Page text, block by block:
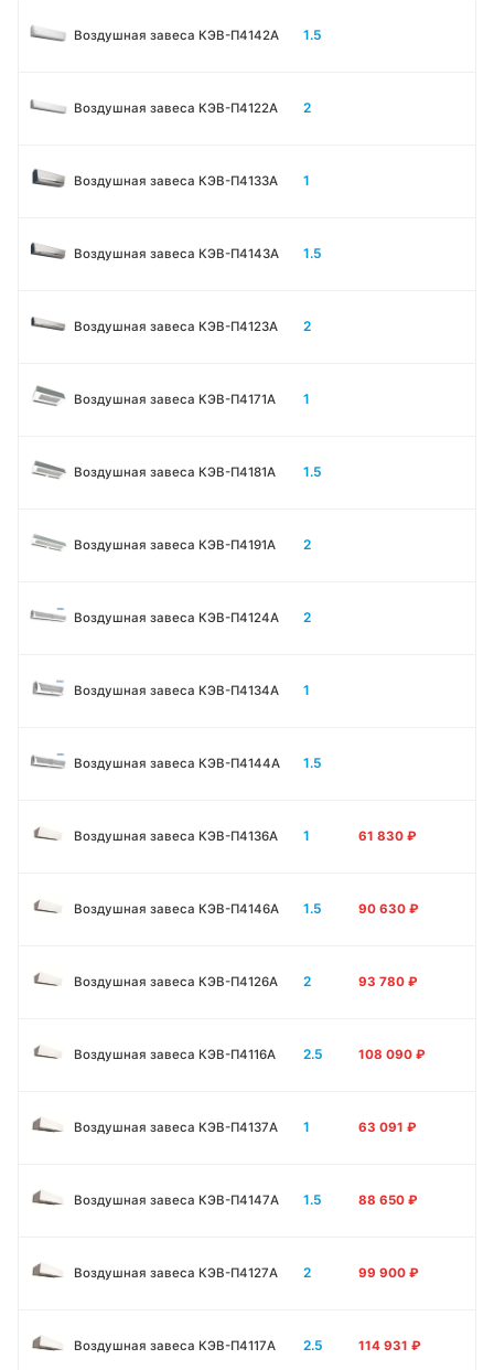
Воздушная завеса КЭВ-П4142A 1.5
Воздушная завеса КЭВ-П4122A 2
Воздушная завеса КЭВ-П4133A 1
Воздушная завеса КЭВ-П4143A 1.5
Воздушная завеса КЭВ-П4123A 2
Воздушная завеса КЭВ-П4171A 1
Воздушная завеса КЭВ-П4181A 1.5
Воздушная завеса КЭВ-П4191A 2
Воздушная завеса КЭВ-П4124A 2
Воздушная завеса КЭВ-П4134A 1
Воздушная завеса КЭВ-П4144A 1.5
Воздушная завеса КЭВ-П4136A 1 61 830 ₽
Воздушная завеса КЭВ-П4146A 1.5 90 630 ₽
Воздушная завеса КЭВ-П4126A 2 93 780 ₽
Воздушная завеса КЭВ-П4116A 2.5 108 090 ₽
Воздушная завеса КЭВ-П4137A 1 63 091 ₽
Воздушная завеса КЭВ-П4147A 1.5 88 650 ₽
Воздушная завеса КЭВ-П4127A 2 99 900 ₽
Воздушная завеса КЭВ-П4117A 2.5 114 931 ₽